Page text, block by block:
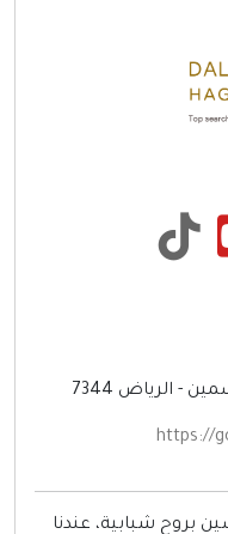
7344
شبابية، عندنا